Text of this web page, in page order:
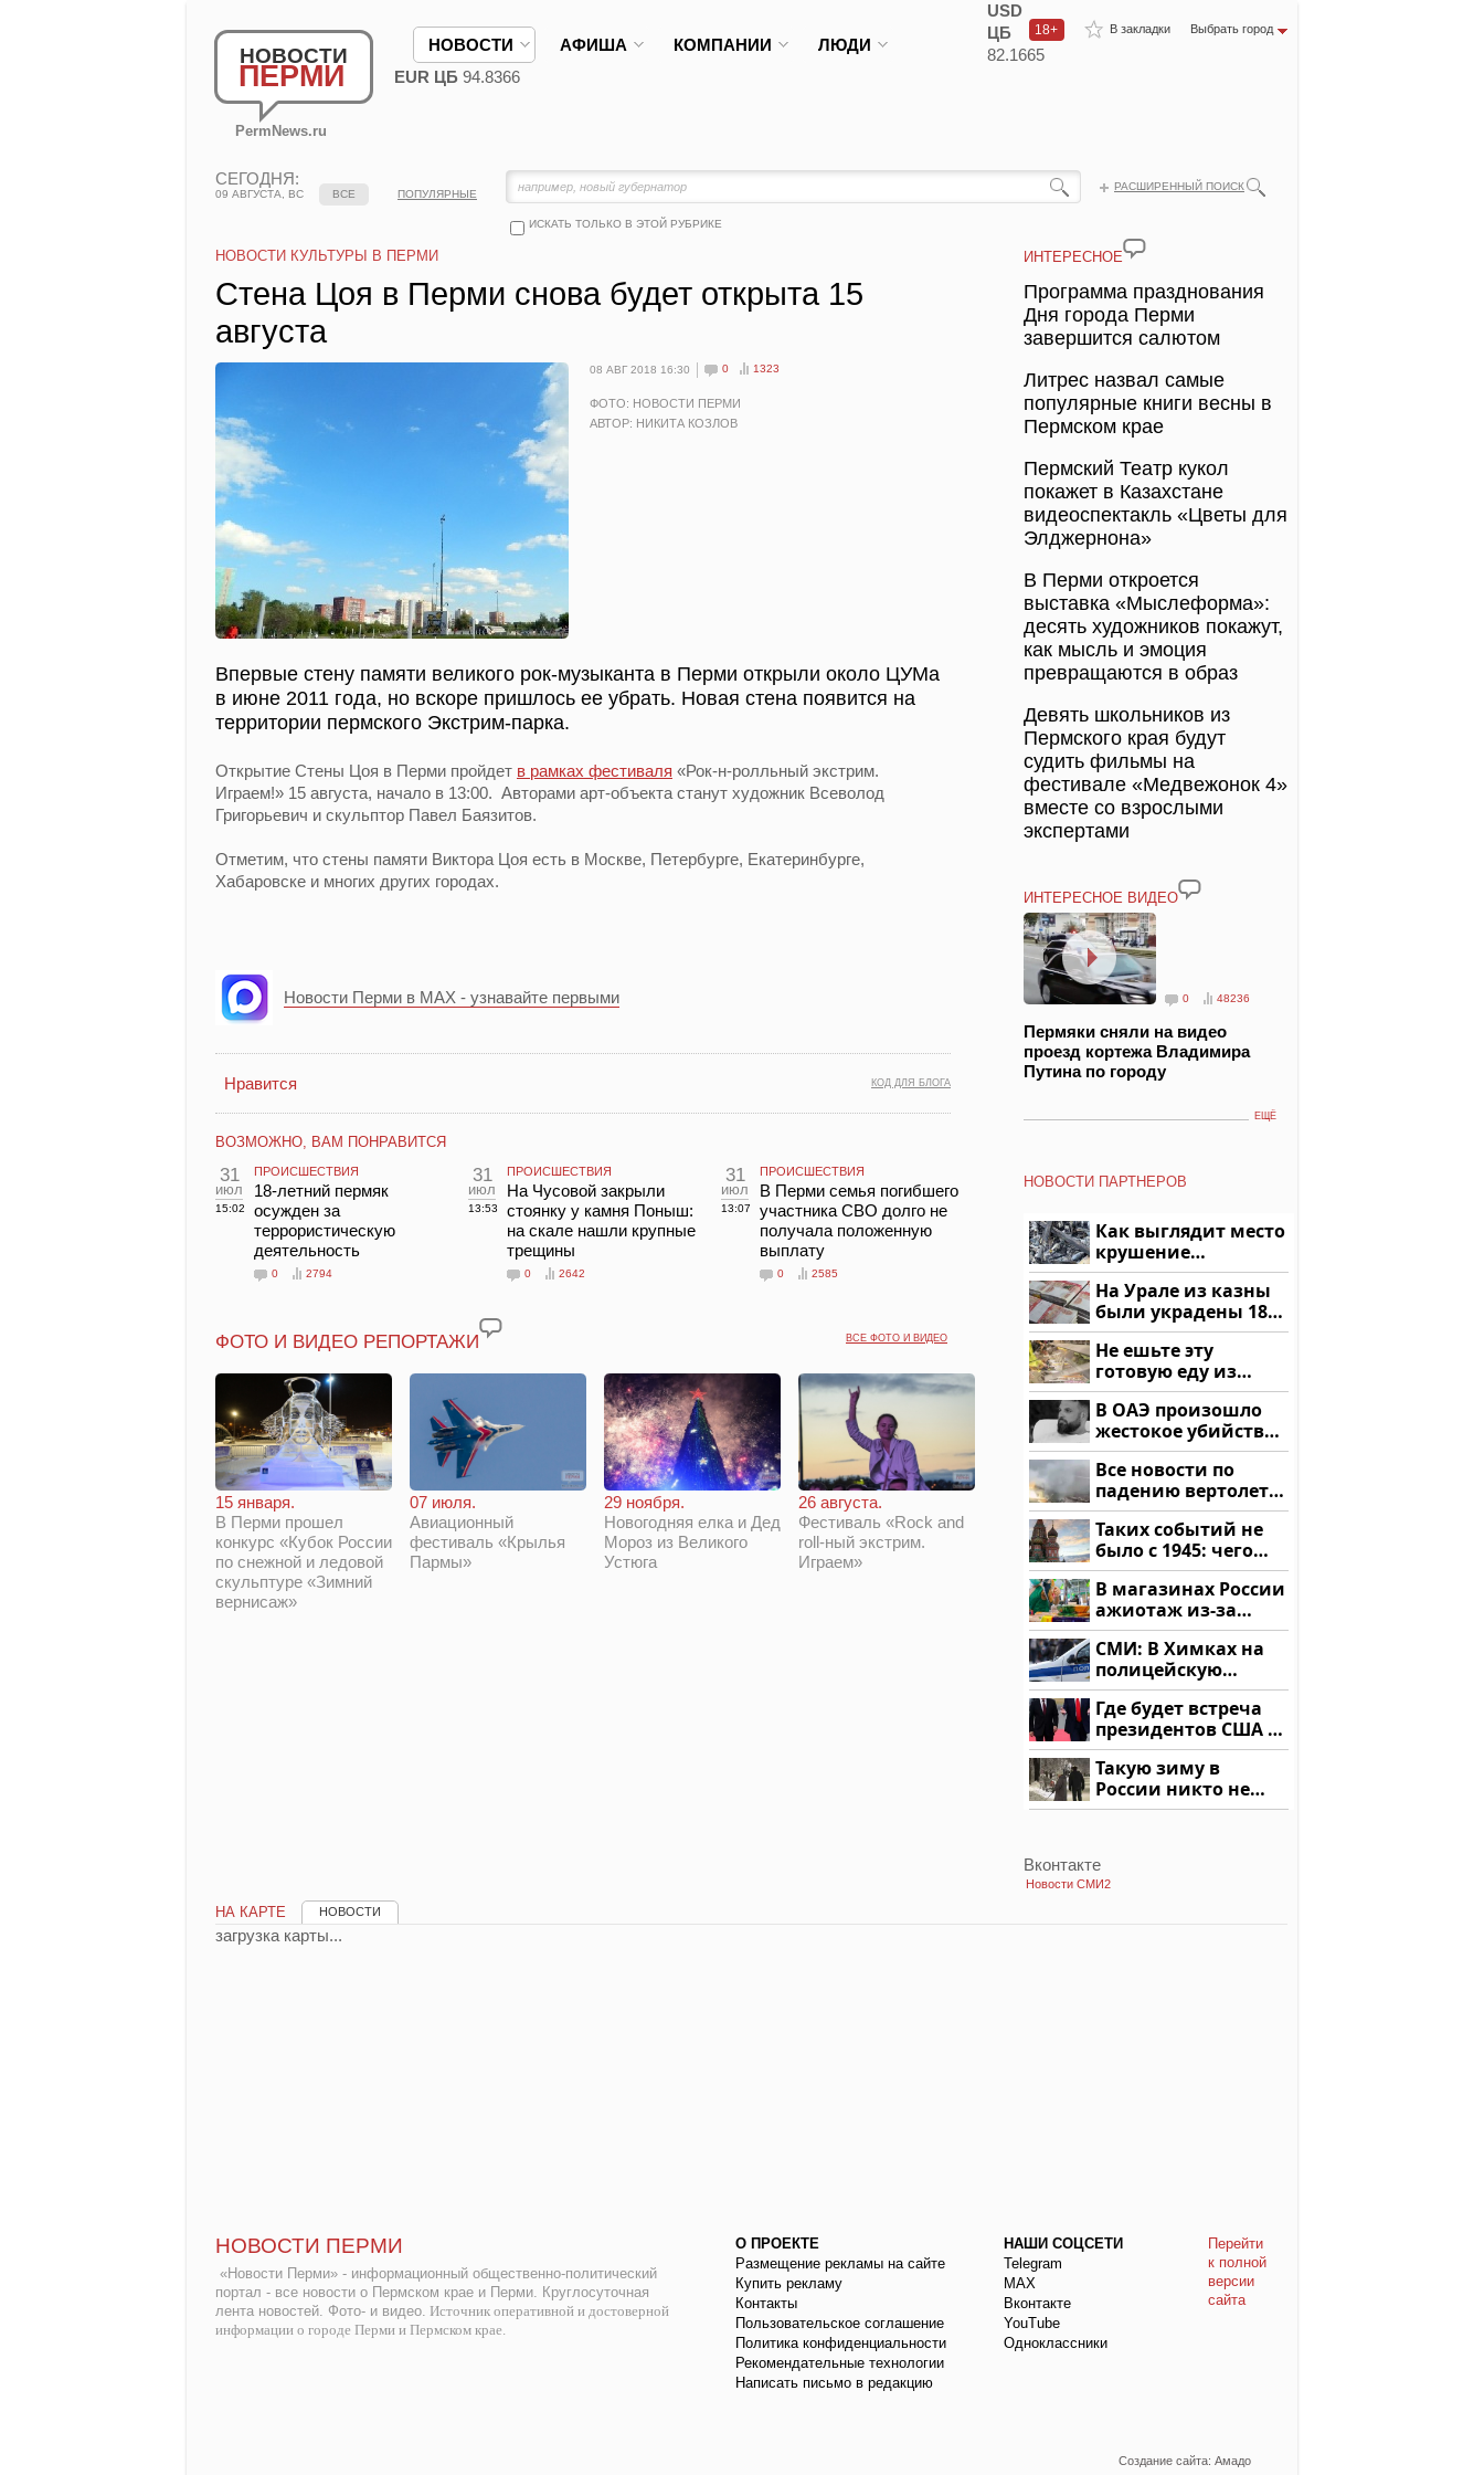
НОВОСТИ
ПЕРМИ
PermNews.ru
В закладки Выбрать город
18+
НОВОСТИ АФИША КОМПАНИИ ЛЮДИ
USD
ЦБ
82.1665
EUR ЦБ 94.8366
СЕГОДНЯ:
09 АВГУСТА, ВС
РАСШИРЕННЫЙ ПОИСК
ИСКАТЬ ТОЛЬКО В ЭТОЙ РУБРИКЕ
ВСЕ ПОПУЛЯРНЫЕ
НОВОСТИ КУЛЬТУРЫ В ПЕРМИ
Стена Цоя в Перми снова будет открыта 15
августа
08 АВГ 2018 16:30 0 1323
ФОТО: НОВОСТИ ПЕРМИ
АВТОР: НИКИТА КОЗЛОВ
Впервые стену памяти великого рок-музыканта в Перми открыли около ЦУМа
в июне 2011 года, но вскоре пришлось ее убрать. Новая стена появится на
территории пермского Экстрим-парка.
Открытие Стены Цоя в Перми пройдет в рамках фестиваля «Рок-н-ролльный экстрим.
Играем!» 15 августа, начало в 13:00. Авторами арт-объекта станут художник Всеволод
Григорьевич и скульптор Павел Баязитов.
Отметим, что стены памяти Виктора Цоя есть в Москве, Петербурге, Екатеринбурге,
Хабаровске и многих других городах.
Новости Перми в MAX - узнавайте первыми
КОД ДЛЯ БЛОГА
Нравится
ВОЗМОЖНО, ВАМ ПОНРАВИТСЯ
31
июл
15:02
ПРОИСШЕСТВИЯ
18-летний пермяк
осужден за
террористическую
деятельность
0 2794
31
июл
13:53
ПРОИСШЕСТВИЯ
На Чусовой закрыли
стоянку у камня Поныш:
на скале нашли крупные
трещины
0 2642
31
июл
13:07
ПРОИСШЕСТВИЯ
В Перми семья погибшего
участника СВО долго не
получала положенную
выплату
0 2585
ВСЕ ФОТО И ВИДЕО
ФОТО И ВИДЕО РЕПОРТАЖИ
15 января.
В Перми прошел
конкурс «Кубок России
по снежной и ледовой
скульптуре «Зимний
вернисаж»
07 июля.
Авиационный
фестиваль «Крылья
Пармы»
29 ноября.
Новогодняя елка и Дед
Мороз из Великого
Устюга
26 августа.
Фестиваль «Rock and
roll-ный экстрим.
Играем»
ИНТЕРЕСНОЕ
Программа празднования
Дня города Перми
завершится салютом
Литрес назвал самые
популярные книги весны в
Пермском крае
Пермский Театр кукол
покажет в Казахстане
видеоспектакль «Цветы для
Элджернона»
В Перми откроется
выставка «Мыслеформа»:
десять художников покажут,
как мысль и эмоция
превращаются в образ
Девять школьников из
Пермского края будут
судить фильмы на
фестивале «Медвежонок 4»
вместе со взрослыми
экспертами
ИНТЕРЕСНОЕ ВИДЕО
0 48236
Пермяки сняли на видео
проезд кортежа Владимира
Путина по городу
ЕЩЁ
НОВОСТИ ПАРТНЕРОВ
Как выглядит место
крушение
вертолета на
Кавказе: смотреть
На Урале из казны
были украдены 18
миллионов рублей
Не ешьте эту
готовую еду из
магазина: список
В ОАЭ произошло
жестокое убийство
криптомиллионера
Все новости по
падению вертолета
на Кавказе: читать
здесь
Таких событий не
было с 1945: чего
ждать всем нам?
В магазинах России
ажиотаж из-за
этого продукта: что
купить?
СМИ: В Химках на
полицейскую
машину напали и
подожгли.
Где будет встреча
президентов США и
России: Европа?
Такую зиму в
России никто не
ждал: как так?!
Вконтакте
Новости СМИ2
НА КАРТЕ НОВОСТИ
загрузка карты...
НОВОСТИ ПЕРМИ
«Новости Перми» - информационный общественно-политический
портал - все новости о Пермском крае и Перми. Круглосуточная
лента новостей. Фото- и видео. Источник оперативной и достоверной
информации о городе Перми и Пермском крае.
О ПРОЕКТЕ
Размещение рекламы на сайте
Купить рекламу
Контакты
Пользовательское соглашение
Политика конфиденциальности
Рекомендательные технологии
Написать письмо в редакцию
НАШИ СОЦСЕТИ
Telegram
МАХ
Вконтакте
YouTube
Одноклассники
Перейти
к полной
версии
сайта
Создание сайта: Амадо